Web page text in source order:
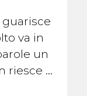
va in
un
riesce a